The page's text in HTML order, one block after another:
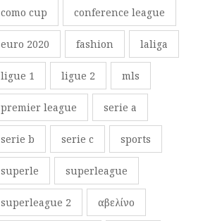
como cup conference league
euro 2020 fashion laliga
ligue 1 ligue 2 mls
premier league serie a
serie b serie c sports
superle superleague
superleague 2 αβελίνο